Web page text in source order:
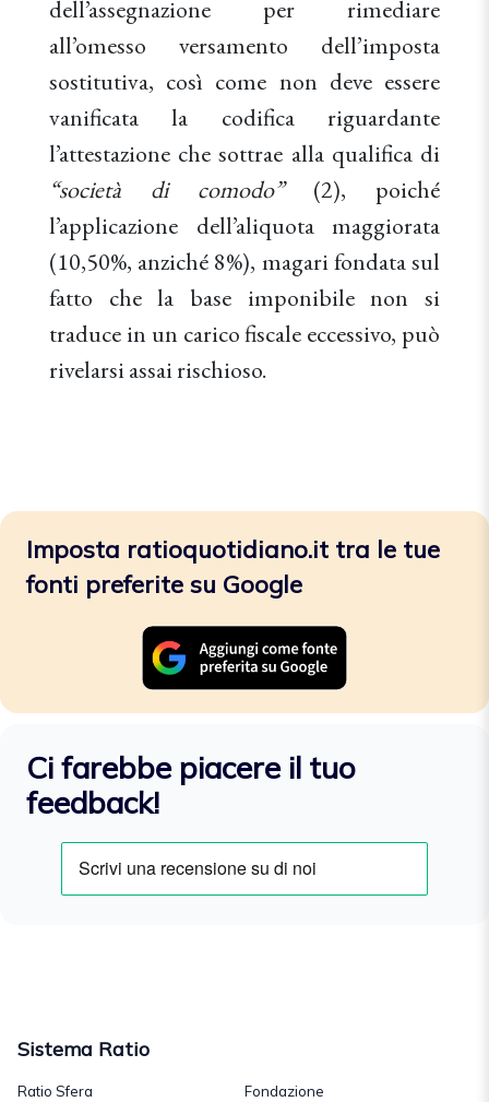
dell’assegnazione per rimediare
all’omesso versamento dell’imposta
sostitutiva, così come non deve essere
vanificata la codifica riguardante
l’attestazione che sottrae alla qualifica di
“società di comodo”(2), poiché
l’applicazione dell’aliquota maggiorata
(10,50%, anziché 8%), magari fondata sul
fatto che la base imponibile non si
traduce in un carico fiscale eccessivo, può
rivelarsi assai rischioso.
Imposta ratioquotidiano.it tra le tue
fonti preferite su Google
Ci farebbe piacere il tuo
feedback!
Sistema Ratio
Ratio Sfera
Fondazione